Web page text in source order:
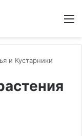
и Кустарники